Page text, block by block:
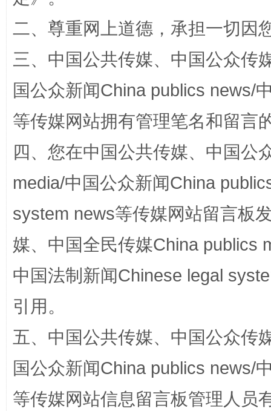
阿坝州三大球赛在茂县开幕 规模
二、尊重网上道德，承担一切因
三、中国公共传媒、中国公众传
国公众新闻China publics news/
等传媒网站拥有管理笔名和留言
四、您在中国公共传媒、中国公
media/中国公众新闻China
system news等传媒网站留言板
媒、中国全民传媒China publics
中国法制新闻Chinese legal
引用。
五、中国公共传媒、中国公众传
国公众新闻China publics news/
等传媒网站信息留言板管理人员